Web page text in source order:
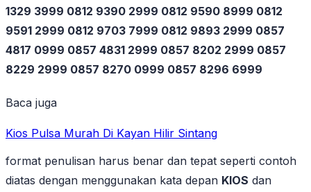
1329 3999 0812 9390 2999 0812 9590 8999 0812
9591 2999 0812 9703 7999 0812 9893 2999 0857
4817 0999 0857 4831 2999 0857 8202 2999 0857
8229 2999 0857 8270 0999 0857 8296 6999
Baca juga
Kios Pulsa Murah Di Kayan Hilir Sintang
format penulisan harus benar dan tepat seperti contoh
diatas dengan menggunakan kata depan KIOS dan